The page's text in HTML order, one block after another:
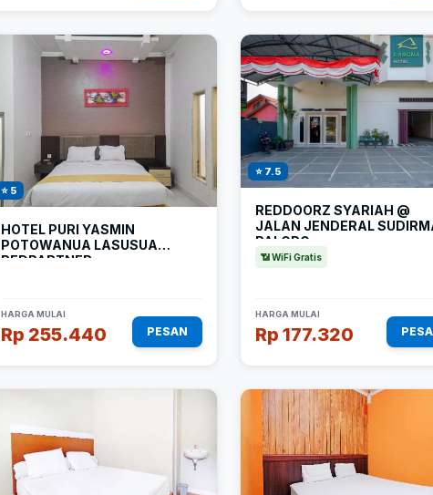
⭐ 5
HOTEL PURI YASMIN
POTOWANUA LASUSUA
REDPARTNER
HARGA MULAI
Rp 255.440 PESAN
⭐ 7.5
REDDOORZ SYARIAH @
JALAN JENDERAL
PALOPO
📶 WiFi Gratis
HARGA MULAI
Rp 177.320